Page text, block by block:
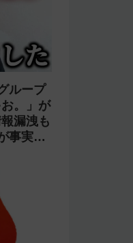
ループ
。」が
漏洩も
事実無